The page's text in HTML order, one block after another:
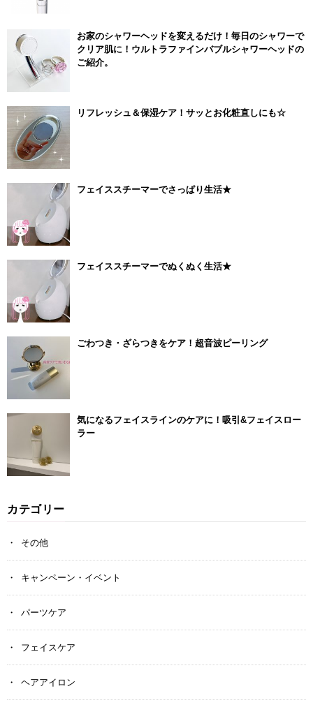
お家のシャワーヘッドを変えるだけ！毎日のシャワーで
クリア肌に！ウルトラファインバブルシャワーヘッドの
ご紹介。
リフレッシュ＆保湿ケア！サッとお化粧直しにも☆
フェイススチーマーでさっぱり生活★
フェイススチーマーでぬくぬく生活★
ごわつき・ざらつきをケア！超音波ピーリング
気になるフェイスラインのケアに！吸引&フェイスロー
ラー
カテゴリー
その他
キャンペーン・イベント
パーツケア
フェイスケア
ヘアアイロン